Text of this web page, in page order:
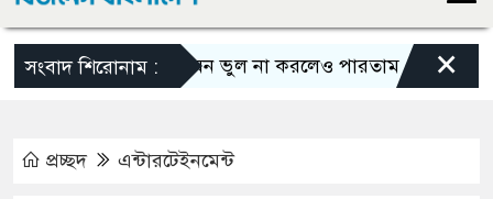
সংবাদ শিরোনাম :এমন ভুল না করলেও পারতাম : শাকিব খান
×
প্রচ্ছদ এন্টারটেইনমেন্ট